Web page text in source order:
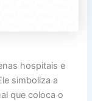
hospitais e
simboliza a
que coloca o